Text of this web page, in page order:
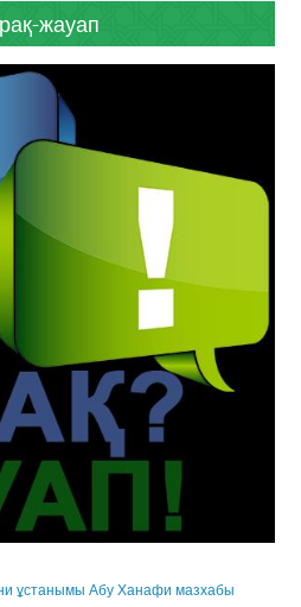
жауап
ұстанымы Абу Ханафи мазхабы